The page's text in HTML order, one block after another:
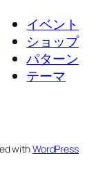
イベント
ショップ
パターン
テーマ
withWordPress